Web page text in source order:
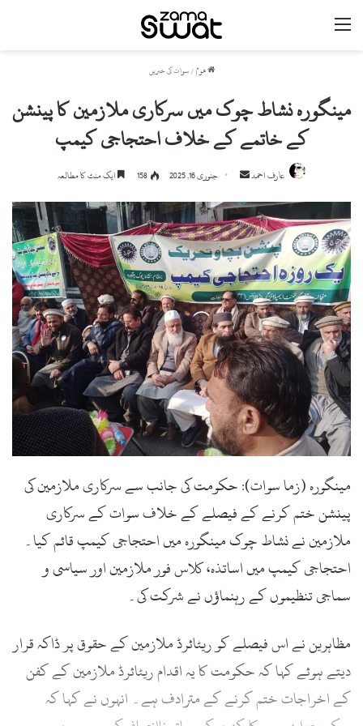
مینو
ھوم / سوات کی خبریں
مینگورہ نشاط چوک میں سرکاری ملازمین کا پینشن
کے خاتمے کے خلاف احتجاجی کیمپ
عارف احمد
Send
email
جنوری 16, 2025 158 ایک منٹ کا مطالعہ
مینگورہ (زما سوات): حکومت کی جانب سے سرکاری ملازمین کی
پینشن ختم کرنے کے فیصلے کے خلاف سوات کے سرکاری
ملازمین نے نشاط چوک مینگورہ میں احتجاجی کیمپ قائم کیا۔
احتجاجی کیمپ میں اساتذہ، کلاس فور ملازمین اور سیاسی و
سماجی تنظیموں کے رہنماؤں نے شرکت کی۔
مظاہرین نے اس فیصلے کو ریٹائرڈ ملازمین کے حقوق پر ڈاکہ قرار
دیتے ہوئے کہا کہ حکومت کا یہ اقدام ریٹائرڈ ملازمین کے کفن
کے اخراجات ختم کرنے کے مترادف ہے۔ انہوں نے کہا کہ